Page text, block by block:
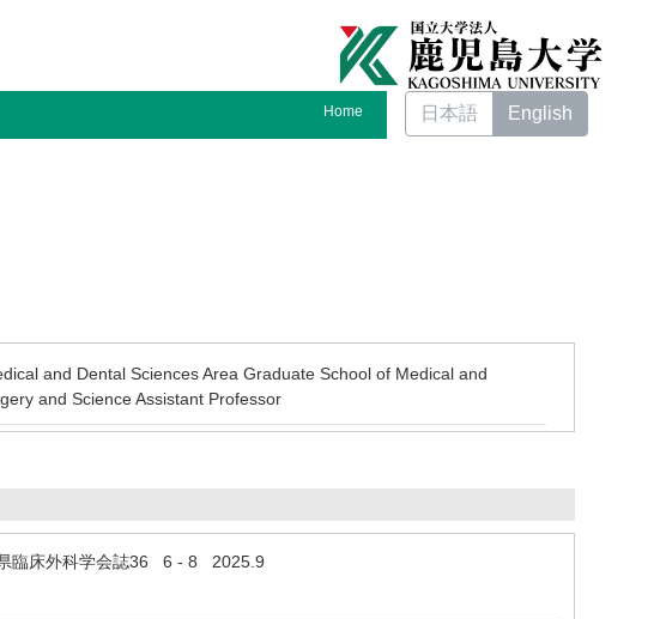
Home 日本語 English
and Dental Sciences Area Graduate School of Medical and
and Science Assistant Professor
臨床外科学会誌36 6 - 8 2025.9